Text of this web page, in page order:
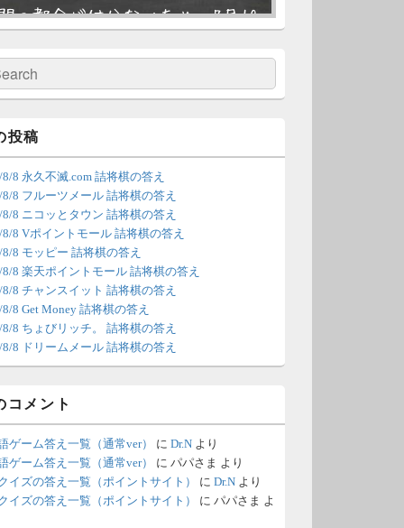
の都合が付かないため、7月19
ん。
18:54（Dr.N）
の都合が付かないため、7月5
更新は休みます。申し訳あり
ん。
2:12（Dr.N）
びリッチが10：00までメンテ
スとのことなので、本日分の
は難しいかもしれません。
18:45（Dr.N）
しまいそうです。申し訳ござ
せん。
1:39 （Dr.N）
の都合が付かないため、6月18
更新は休みます。申し訳あり
投稿
8 永久不滅.com 詰将棋の答え
8 フルーツメール 詰将棋の答え
8 ニコッとタウン 詰将棋の答え
8 Vポイントモール 詰将棋の答え
8 モッピー 詰将棋の答え
8 楽天ポイントモール 詰将棋の答え
8 チャンスイット 詰将棋の答え
8 Get Money 詰将棋の答え
8 ちょびリッチ。 詰将棋の答え
8 ドリームメール 詰将棋の答え
コメント
ゲーム答え一覧（通常ver） に Dr.N より
ゲーム答え一覧（通常ver）
に パパさま より
イズの答え一覧（ポイントサイト）
に Dr.N より
イズの答え一覧（ポイントサイト）
に パパさま よ